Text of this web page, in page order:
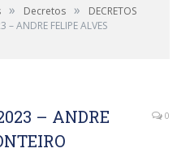
» Decretos »
DECRETOS
ANDRE FELIPE ALVES
– ANDRE
0